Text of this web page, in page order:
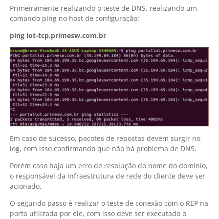
Primeiramente realizando o teste de DNS, realizando um
comando ping no host de configuração:
ping iot-tcp.primesw.com.br
Em caso de sucesso, pacotes de repostas devem surgir no
log, com isso confirmando que não há problema de DNS.
Porém caso haja um erro de resolução do nome do domínio,
o responsável da infraestrutura de rede do cliente deve ser
acionado.
O segundo passo é realizar o teste de conexão com o REP na
porta utilizada por ele, com isso deve ser executado o